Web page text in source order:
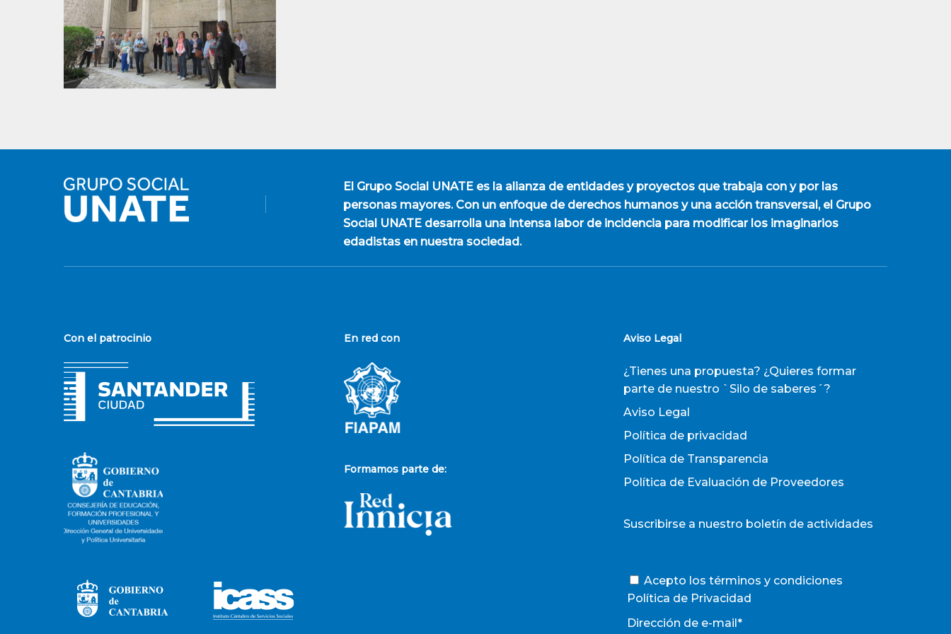
El Grupo Social UNATEes la alianza de entidades y proyectos que trabaja con y por las
personas mayores. Con un enfoque de derechos humanos y una acción transversal, el Grupo
Social UNATE desarrolla una intensa labor de incidencia para modificar los imaginarios
edadistas en nuestra sociedad.
Con el patrocinio En red con
Formamos parte de:
Aviso Legal
¿Tienes una propuesta? ¿Quieres formar
parte de nuestro `Silo de saberes´?
Aviso Legal
Política de privacidad
Política de Transparencia
Política de Evaluación de Proveedores
Suscribirse a nuestro boletín de actividades
Acepto los términos y condiciones
Política de Privacidad
Dirección de e-mail*